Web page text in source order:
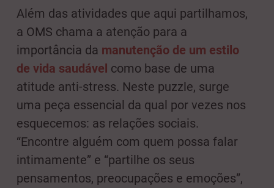
Além das atividades que aqui partilhamos,
a OMS chama a atenção para a
importância da manutenção de um estilo
de vida saudável como base de uma
atitude anti-stress. Neste puzzle, surge
uma peça essencial da qual por vezes nos
esquecemos: as relações sociais.
“Encontre alguém com quem possa falar
intimamente” e “partilhe os seus
pensamentos, preocupações e emoções”,